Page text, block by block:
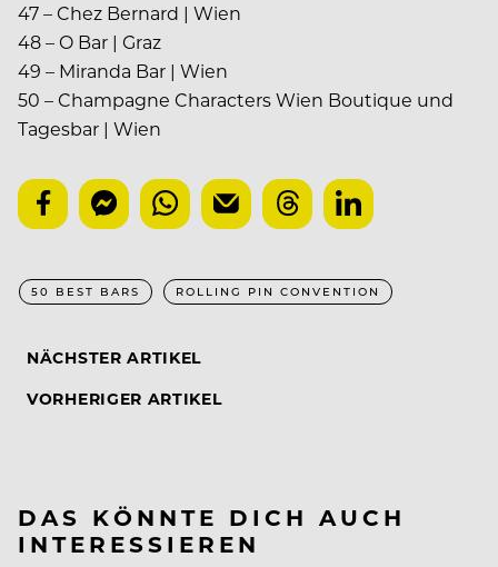
47 – Chez Bernard | Wien
48 – O Bar | Graz
49 – Miranda Bar | Wien
50 – Champagne Characters Wien Boutique und
Tagesbar | Wien
50 BEST BARS ROLLING PIN CONVENTION
NÄCHSTER ARTIKEL
VORHERIGER ARTIKEL
DAS KÖNNTE DICH AUCH
INTERESSIEREN